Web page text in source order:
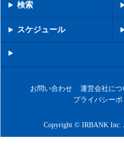
検索
スケジュール
お問い合わせ 運営会社につ
プライバシーポ
Copyright © IRBANK Inc.